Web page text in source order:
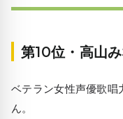
第10位・高山
ベテラン女性声優歌唱
ん。